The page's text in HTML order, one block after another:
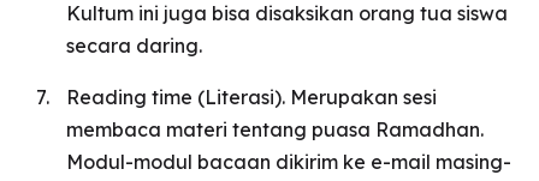
Kultum ini juga bisa disaksikan orang tua siswa
secara daring.
Reading time (Literasi). Merupakan sesi
membaca materi tentang puasa Ramadhan.
Modul-modul bacaan dikirim ke e-mail masing-